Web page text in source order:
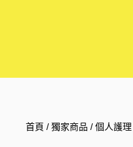
首頁 /獨家商品 /個人護理